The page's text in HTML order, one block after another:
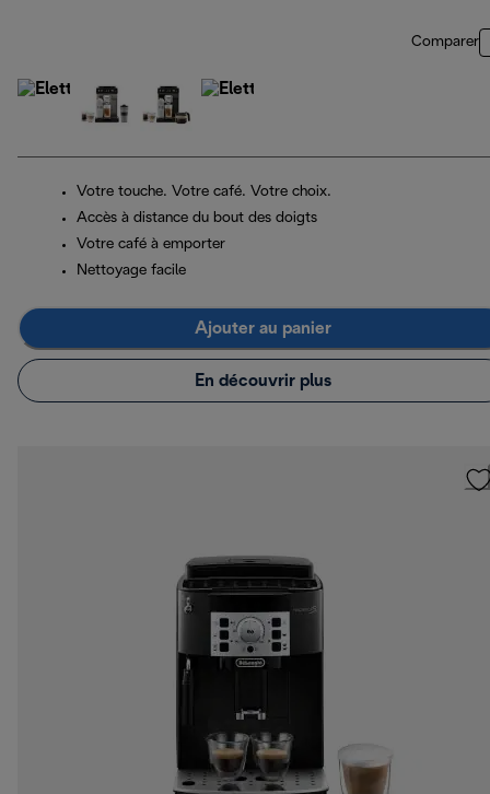
Comparer
Votre touche. Votre café. Votre choix.
Accès à distance du bout des doigts
Votre café à emporter
Nettoyage facile
Ajouter au panier
En découvrir plus